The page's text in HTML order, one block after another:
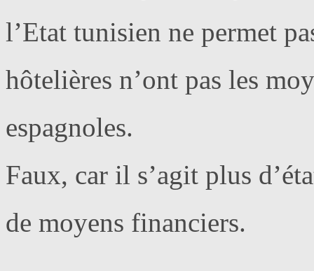
l’Etat tunisien ne permet
hôtelières n’ont pas les
espagnoles.
Faux, car il s’agit plus
de moyens financiers.